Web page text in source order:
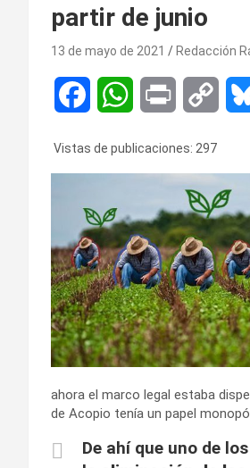
partir de junio
13 de mayo de 2021 Redacción
b
o
o
k
s
A
p
p
t
y
L
i
n
k
Vistas de publicaciones: 297
ahora el marco legal estaba
de Acopio tenía un papel
De ahí que uno de